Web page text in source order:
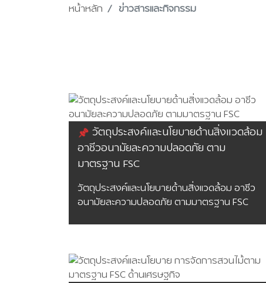
หน้าหลัก ข่าวสารและกิจกรรม
วัตถุประสงค์และนโยบายด้านสิ่งแวดล้อม
อาชีวอนามัยละความปลอดภัย ตาม
มาตรฐาน FSC
วัตถุประสงค์และนโยบายด้านสิ่งแวดล้อม อาชีว
อนามัยละความปลอดภัย ตามมาตรฐาน FSC